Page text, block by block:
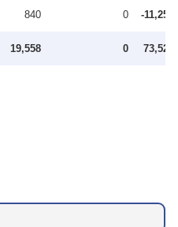
840 0 -11,250
19,558 0 73,522